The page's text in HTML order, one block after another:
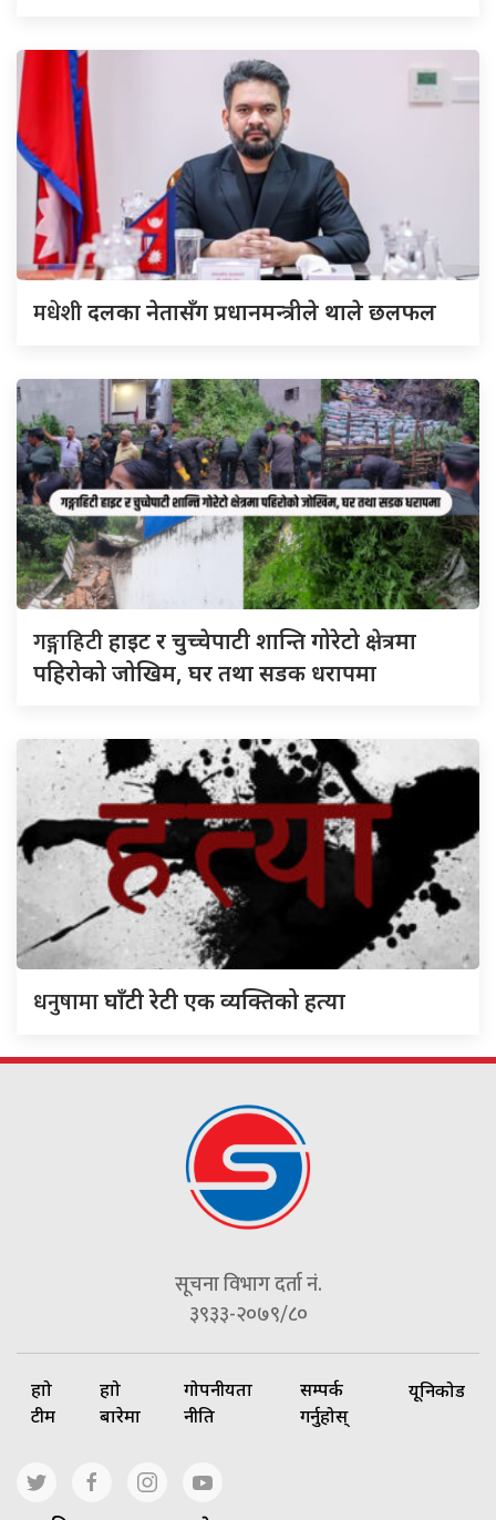
मधेशीदलका नेतासँग प्रधानमन्त्रीले थाले छलफल
गङ्गाहिटीहाइट र चुच्चेपाटी शान्ति गोरेटो क्षेत्रमा
पहिरोको जोखिम, घर तथा सडक धरापमा
धनुषामाघाँटी रेटी एक व्यक्तिको हत्या
सूचना विभाग दर्ता नं.
३९३३-२०७९/८०
हाम्रो
टीम
हाम्रो
बारेमा
गोपनीयता
नीति
सम्पर्क
गर्नुहोस्
यूनिकोड